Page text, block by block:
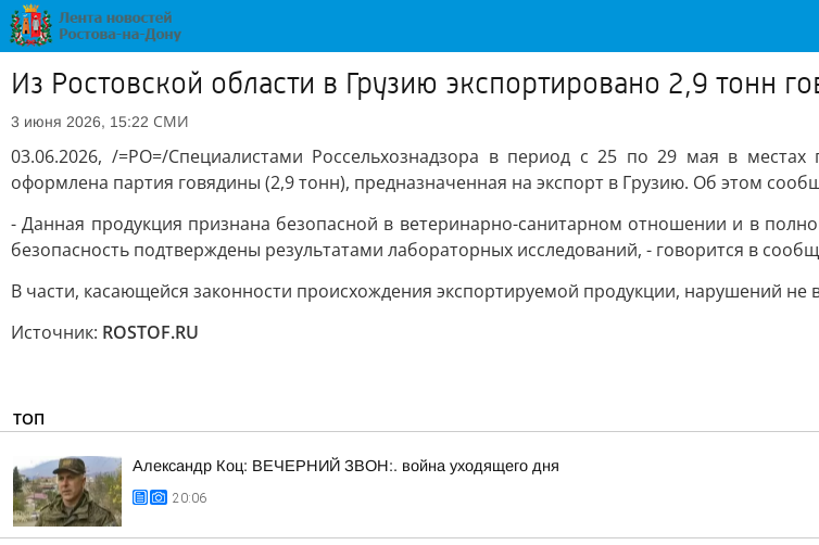
Из Ростовской области в Грузию экспортировано 2,9 тонн
3 июня 2026, 15:22 СМИ
03.06.2026, /=РО=/Специалистами Россельхознадзора в период с 25 по 29 мая в
оформлена партия говядины (2,9 тонн), предназначенная на экспорт в Грузию. Об этом
- Данная продукция признана безопасной в ветеринарно-санитарном отношении и в
безопасность подтверждены результатами лабораторных исследований, - говорится в
В части, касающейся законности происхождения экспортируемой продукции, нарушений не
Источник: ROSTOF.RU
ТОП
Александр Коц: ВЕЧЕРНИЙ ЗВОН:. война уходящего дня
20:06